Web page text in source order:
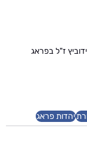
ז"ל בפראג
יהדות פראג